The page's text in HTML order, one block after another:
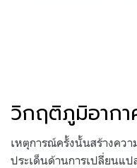
วิกฤติภูมิอากา
เหตุการณ์ครั้งนั้นสร้างคว
ประเด็นด้านการเปลี่ยนแ